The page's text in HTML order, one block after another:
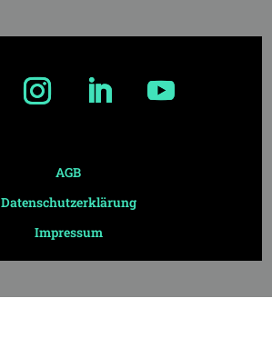
AGB
Datenschutzerklärung
Impressum